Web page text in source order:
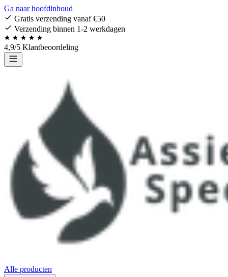
Ga naar hoofdinhoud
Gratis verzending vanaf €50
Verzending binnen 1-2 werkdagen
4,9/5 Klantbeoordeling
Alle producten